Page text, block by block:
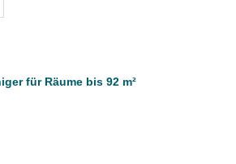
für Räume bis 92 m²